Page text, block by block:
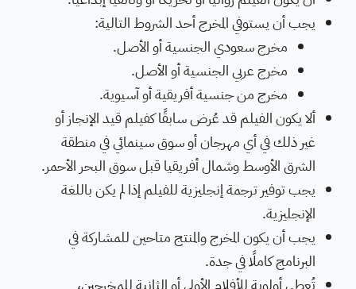
يجب أن يستوفي المخرج أحد الشروط التالية:
مخرج سعودي الجنسية أو الأصل.
مخرج عربي الجنسية أو الأصل.
مخرج من جنسية أفريقية أو آسيوية.
ألا يكون الفيلم قد عُرض سابقًا كفيلم قيد الإنجاز أو
غير ذلك في أي مهرجان أو سوق سينمائي في منطقة
الشرق الأوسط وشمال أفريقيا قبل سوق البحر الأحمر.
يجب توفير ترجمة إنجليزية للفيلم إذا لم يكن باللغة
الإنجليزية.
يجب أن يكون المخرج والمنتج متاحين للمشاركة في
البرنامج كاملًا في جدة.
تُعطى أولوية للأفلام الأولى أو الثانية للمخرجين،